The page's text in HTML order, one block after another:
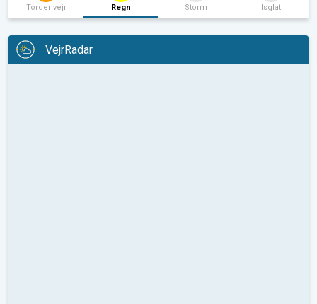
Tordenvejr Regn Storm Isglat
VejrRadar